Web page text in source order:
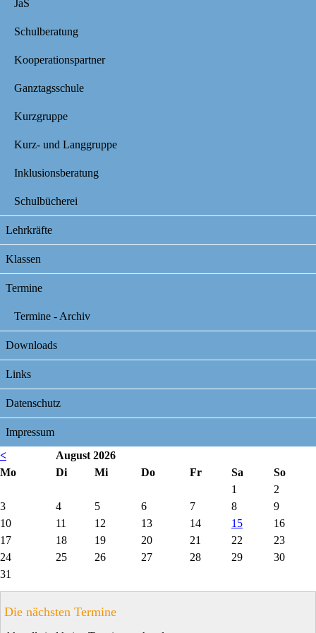
JaS
Schulberatung
Kooperationspartner
Ganztagsschule
Kurzgruppe
Kurz- und Langgruppe
Inklusionsberatung
Schulbücherei
Lehrkräfte
Klassen
Termine
Termine - Archiv
Downloads
Links
Datenschutz
Impressum
<
August 2026
Montag DienstagMittwoch DonnerstagFreitag Sa Sonntag
1
2
3
4 5 6 7 8
9
10
11 12 13 14 15
16
17
18 19 20 21 22
23
24
25 26 27 28 29
30
31
Die nächsten Termine